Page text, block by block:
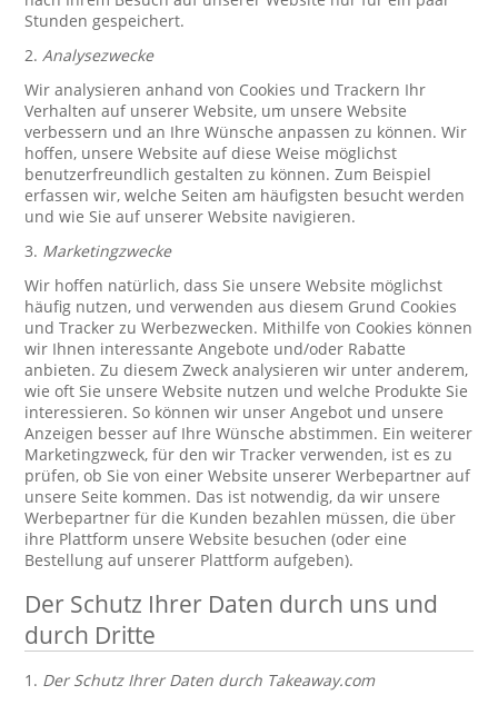
Stunden gespeichert.
2.Analysezwecke
Wir analysieren anhand von Cookies und Trackern Ihr
Verhalten auf unserer Website, um unsere Website
verbessern und an Ihre Wünsche anpassen zu können. Wir
hoffen, unsere Website auf diese Weise möglichst
benutzerfreundlich gestalten zu können. Zum Beispiel
erfassen wir, welche Seiten am häufigsten besucht werden
und wie Sie auf unserer Website navigieren.
3. Marketingzwecke
Wir hoffen natürlich, dass Sie unsere Website möglichst
häufig nutzen, und verwenden aus diesem Grund Cookies
und Tracker zu Werbezwecken. Mithilfe von Cookies können
wir Ihnen interessante Angebote und/oder Rabatte
anbieten. Zu diesem Zweck analysieren wir unter anderem,
wie oft Sie unsere Website nutzen und welche Produkte Sie
interessieren. So können wir unser Angebot und unsere
Anzeigen besser auf Ihre Wünsche abstimmen. Ein weiterer
Marketingzweck, für den wir Tracker verwenden, ist es zu
prüfen, ob Sie von einer Website unserer Werbepartner auf
unsere Seite kommen. Das ist notwendig, da wir unsere
Werbepartner für die Kunden bezahlen müssen, die über
ihre Plattform unsere Website besuchen (oder eine
Bestellung auf unserer Plattform aufgeben).
Der Schutz Ihrer Daten durch uns und
durch Dritte
1. Der Schutz Ihrer Daten durch Takeaway.com